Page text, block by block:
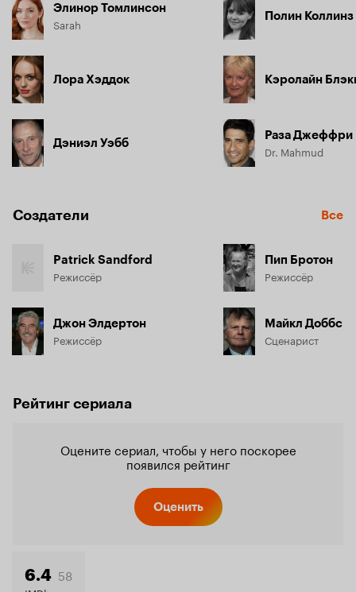
Элинор Томлинсон
Sarah
Лора Хэддок
Дэниэл Уэбб
Полин Коллинз
Кэролайн
Раза Джеффри
Dr. Mahmud
Создатели Все
Patrick Sandford
Режиссёр
Джон Элдертон
Режиссёр
Пип Бротон
Режиссёр
Майкл Доббс
Сценарист
Рейтинг сериала
Оцените сериал, чтобы у него поскорее
появился рейтинг
Оценить
6.4 58